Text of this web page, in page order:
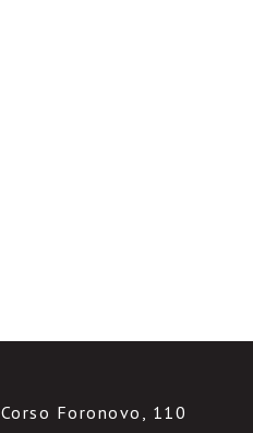
Corso Foronovo, 110